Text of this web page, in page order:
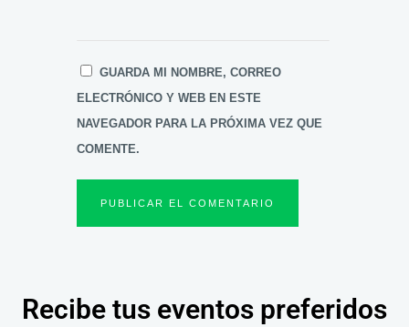
GUARDA MI NOMBRE, CORREO
ELECTRÓNICO Y WEB EN ESTE
NAVEGADOR PARA LA PRÓXIMA VEZ QUE
COMENTE.
Recibe tus eventos preferidos